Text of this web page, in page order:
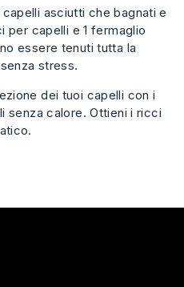
asciutti che bagnati e
per capelli e 1 fermaglio
essere tenuti tutta la
stress.
dei tuoi capelli con i
senza calore. Ottieni i ricci